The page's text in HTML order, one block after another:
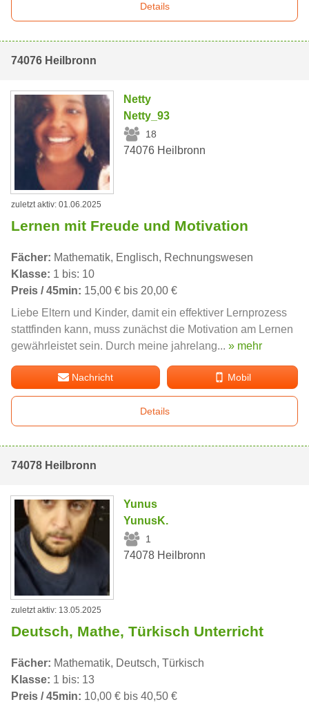
Details
74076 Heilbronn
Netty
Netty_93
18
74076 Heilbronn
zuletzt aktiv: 01.06.2025
Lernen mit Freude und Motivation
Fächer: Mathematik, Englisch, Rechnungswesen
Klasse: 1 bis: 10
Preis / 45min: 15,00 € bis 20,00 €
Liebe Eltern und Kinder, damit ein effektiver Lernprozess
stattfinden kann, muss zunächst die Motivation am Lernen
gewährleistet sein. Durch meine jahrelang... » mehr
Nachricht Mobil
Details
74078 Heilbronn
Yunus
YunusK.
1
74078 Heilbronn
zuletzt aktiv: 13.05.2025
Deutsch, Mathe, Türkisch Unterricht
Fächer: Mathematik, Deutsch, Türkisch
Klasse: 1 bis: 13
Preis / 45min: 10,00 € bis 40,50 €